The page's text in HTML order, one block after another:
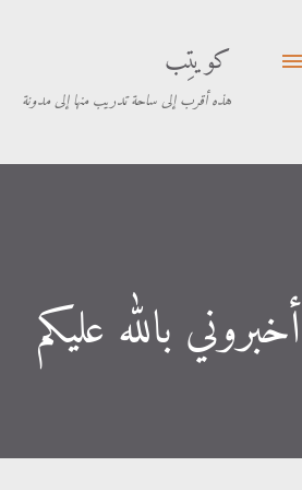
كويتِب
هذه أقرب إلى ساحة تدريب منها إلى مدونة
أخبروني بالله عليكم